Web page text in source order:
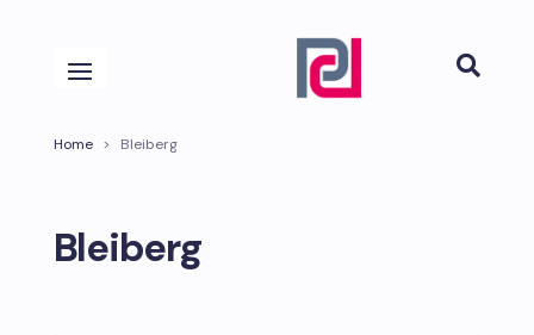

Home > Bleiberg
Bleiberg